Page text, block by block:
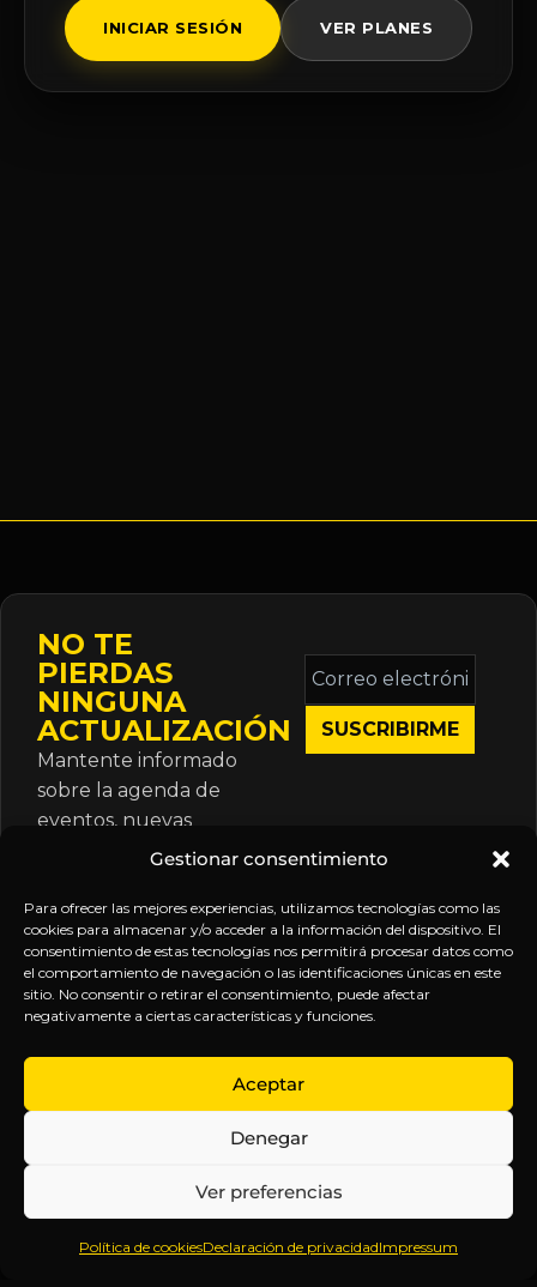
Gestionar consentimiento
Para ofrecer las mejores experiencias, utilizamos tecnologías como las
cookies para almacenar y/o acceder a la información del dispositivo. El
consentimiento de estas tecnologías nos permitirá procesar datos como
el comportamiento de navegación o las identificaciones únicas en este
sitio. No consentir o retirar el consentimiento, puede afectar
negativamente a ciertas características y funciones.
Aceptar
Denegar
Ver preferencias
Política de cookiesDeclaración de privacidadImpressum
INICIAR SESIÓN VER PLANES
NO TE
PIERDAS
NINGUNA
ACTUALIZACIÓN
Mantente informado
sobre la agenda de
eventos, nuevas
publicaciones y
suscripción.
Correo
electrónico
*
Inteligencia
Anticipándonos
EXPLORA
Inicio
Sobre
Contenido
Webinars
LEGAL
Política
de
Términos y
Aviso
SÍGUENOS